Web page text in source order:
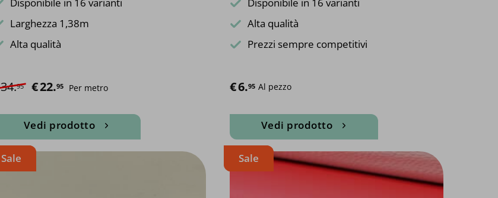
Larghezza 1,38m
Alta qualità
34.95 Il prezzo originale era: €34.95.
€22.95 Il prezzo attuale è: €22.95.
Per metro
Vedi prodotto
Alta qualità
Prezzi sempre competitivi
€6.95 Al pezzo
Vedi prodotto
ha
Sale Sale